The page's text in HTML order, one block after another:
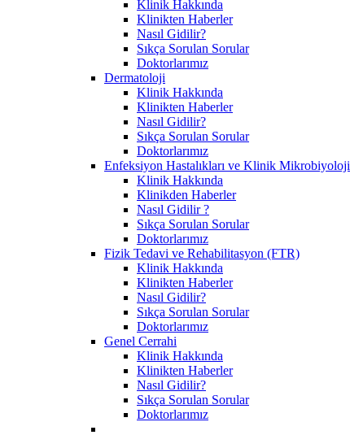
Klinik Hakkında
Klinikten Haberler
Nasıl Gidilir?
Sıkça Sorulan Sorular
Doktorlarımız
Dermatoloji
Klinik Hakkında
Klinikten Haberler
Nasıl Gidilir?
Sıkça Sorulan Sorular
Doktorlarımız
Enfeksiyon Hastalıkları ve Klinik Mikrobiyoloji
Klinik Hakkında
Klinikden Haberler
Nasıl Gidilir ?
Sıkça Sorulan Sorular
Doktorlarımız
Fizik Tedavi ve Rehabilitasyon (FTR)
Klinik Hakkında
Klinikten Haberler
Nasıl Gidilir?
Sıkça Sorulan Sorular
Doktorlarımız
Genel Cerrahi
Klinik Hakkında
Klinikten Haberler
Nasıl Gidilir?
Sıkça Sorulan Sorular
Doktorlarımız